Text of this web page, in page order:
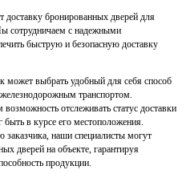
бронированных дверей для
сотрудничаем с надежными
быструю и безопасную доставку
может выбрать удобный для себя способ
транспортом.
отслеживать статус доставки
быть в курсе его местоположения.
заказчика, наши специалисты могут
дверей на объекте, гарантируя
продукции.